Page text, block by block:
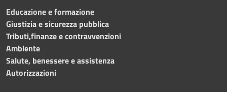
Educazione e formazione
Giustizia e sicurezza pubblica
Tributi,finanze e contravvenzioni
Ambiente
Salute, benessere e assistenza
Autorizzazioni